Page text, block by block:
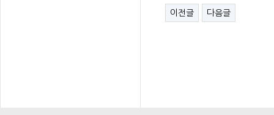
이전글 다음글